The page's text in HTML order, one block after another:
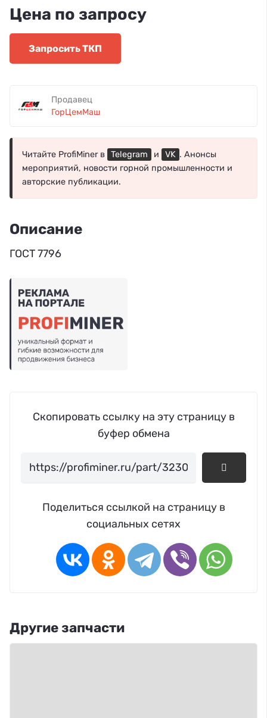
Цена по запросу
Запросить ТКП
Продавец
ГорЦемМаш
Читайте ProfiMiner в Telegram и VK . Анонсы
мероприятий, новости горной промышленности и
авторские публикации.
Описание
ГОСТ 7796
Скопировать ссылку на эту страницу в
буфер обмена
Поделиться ссылкой на страницу в
социальных сетях
Другие запчасти